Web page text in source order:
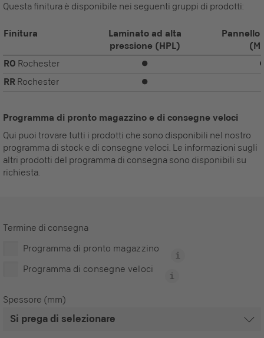
Questa finitura è disponibile nei seguenti gruppi di prodotti:
Finitura
Laminato ad alta
pressione (HPL)
Pannello
RO Rochester ⏺
RR Rochester ⏺
Programma di pronto magazzino e di consegne veloci
Qui puoi trovare tutti i prodotti che sono disponibili nel nostro
programma di stock e di consegne veloci. Le informazioni sugli
altri prodotti del programma di consegna sono disponibili su
richiesta.
Termine di consegna
Programma di pronto magazzino
Programma di consegne veloci
Spessore (mm)